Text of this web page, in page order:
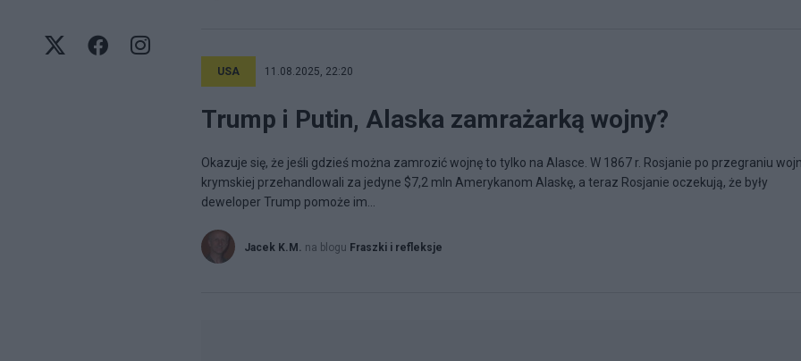
USA 11.08.2025, 22:20
Trump i Putin, Alaska zamrażarką wojny?
Okazuje się, że jeśli gdzieś można zamrozić wojnę to tylko na Alasce. W 1867 r. Rosjanie po przegraniu
krymskiej przehandlowali za jedyne $7,2 mln Amerykanom Alaskę, a teraz Rosjanie oczekują, że były
deweloper Trump pomoże im...
Jacek K.M. na blogu Fraszki i refleksje